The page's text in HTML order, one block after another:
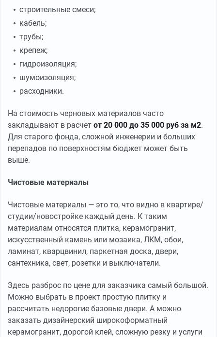
строительные смеси;
кабель;
трубы;
крепеж;
гидроизоляция;
шумоизоляция;
расходники.
На стоимость черновых материалов часто
закладывают в расчет от 20 000 до 35 000 руб за м2.
Для старого фонда, сложной инженерии и больших
перепадов по поверхностям бюджет может быть
выше.
Чистовые материалы
Чистовые материалы — это то, что видно в квартире/
студии/новостройке каждый день. К таким
материалам относятся плитка, керамогранит,
искусственный камень или мозаика, ЛКМ, обои,
ламинат, кварцвинил, паркетная доска, двери,
сантехника, свет, розетки и выключатели.
Здесь разброс по цене для заказчика самый большой.
Можно выбрать в проект простую плитку и
рассчитать недорогие базовые двери. А можно
заказать дизайнерский широкоформатный
керамогранит, дорогой клей, сложную резку и услуги